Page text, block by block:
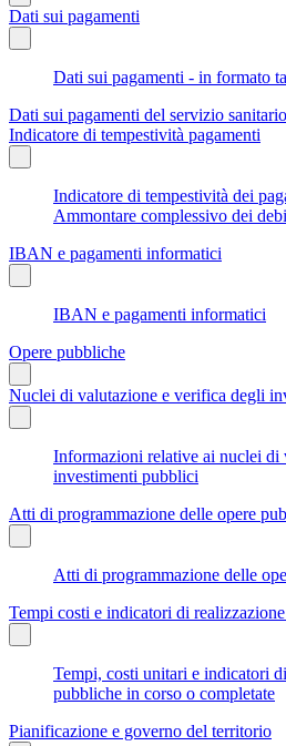
Dati sui pagamenti
Dati sui pagamenti - in formato
Dati sui pagamenti del servizio
Indicatore di tempestività pagamenti
Indicatore di tempestività dei
Ammontare complessivo dei
IBAN e pagamenti informatici
IBAN e pagamenti informatici
Opere pubbliche
Nuclei di valutazione e verifica degli
Informazioni relative ai nuclei di
investimenti pubblici
Atti di programmazione delle opere
Atti di programmazione delle
Tempi costi e indicatori di
Tempi, costi unitari e indicatori
pubbliche in corso o completate
Pianificazione e governo del territorio